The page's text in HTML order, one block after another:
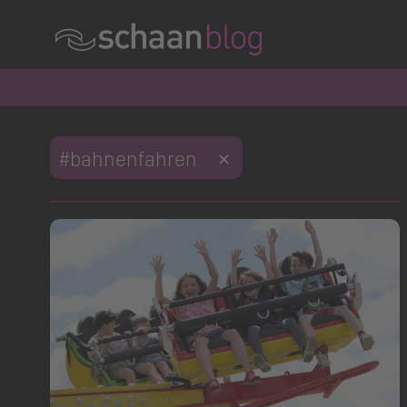
Konversation wird geladen
Konversation wird geladen
Konversation wird geladen
Konversation wird geladen
#bahnenfahren